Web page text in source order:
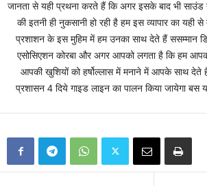
जानता से यही प्रथना करते हैं कि अगर इसके बाद भी
की इतनी ही नुकसानी हो रही है हम इस व्यापार का यही
प्रशाशन के इस मुहिम में हम उनका साथ देते हैं ससम्मान
एसोसिएशन कोरबा और अगर आपको लगता है कि हम
आपकी खुशियों को हर्षोल्लास में मनाने में आपके साथ देते
प्रशासन 4 दिये गाइड लाइन का पालन किया जायेगा बस